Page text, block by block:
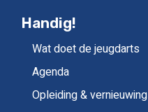
Handig!
Wat doet de jeugdarts
Agenda
Opleiding & vernieuwing